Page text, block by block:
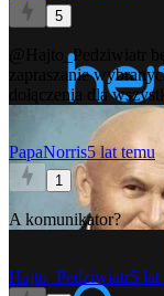
5
@Hajto_Pedziwiatr
zapraszanie
dołączenia dla
PapaNorris5 lat temu
1
A komunikator?
Hajto_Pedziwiatr5 lat